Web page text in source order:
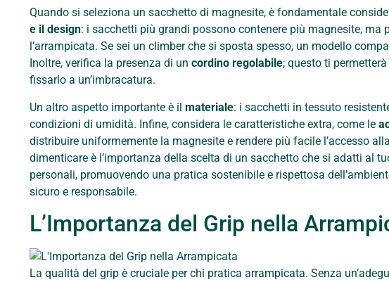
Quando si seleziona un sacchetto di magnesite, è fondamentale
e il design: i sacchetti più grandi possono contenere più magnesite,
l’arrampicata. Se sei un climber che si sposta spesso, un modello
Inoltre, verifica la presenza di un cordino regolabile; questo ti
fissarlo a un’imbracatura.
Un altro aspetto importante è il materiale: i sacchetti in tessuto
condizioni di umidità. Infine, considera le caratteristiche extra, come le
distribuire uniformemente la magnesite e rendere più facile l’accesso
dimenticare è l’importanza della scelta di un sacchetto che si adatti al
personali, promuovendo una pratica sostenibile e rispettosa
sicuro e responsabile.
L’Importanza del Grip nella
La qualità del grip è cruciale per chi pratica arrampicata. Senza